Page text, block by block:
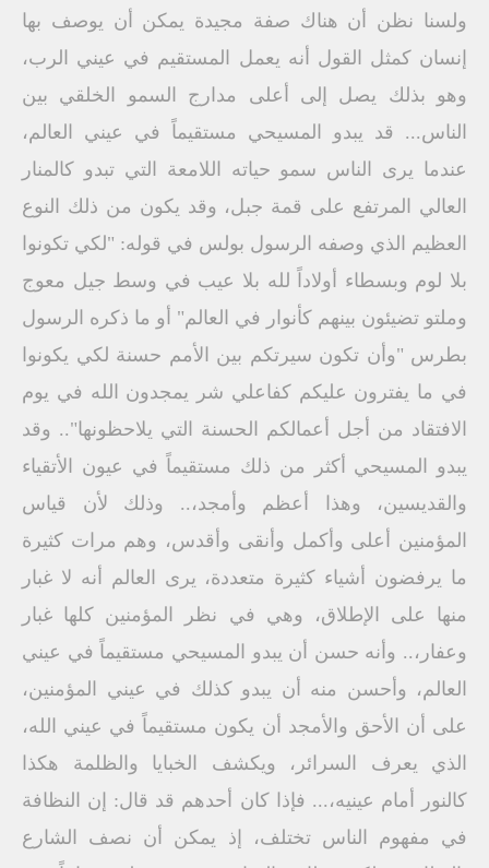
ولسنا نظن أن هناك صفة مجيدة يمكن أن يوصف بها
إنسان كمثل القول أنه يعمل المستقيم في عيني الرب،
وهو بذلك يصل إلى أعلى مدارج السمو الخلقي بين
الناس... قد يبدو المسيحي مستقيماً في عيني العالم،
عندما يرى الناس سمو حياته اللامعة التي تبدو كالمنار
العالي المرتفع على قمة جبل، وقد يكون من ذلك النوع
العظيم الذي وصفه الرسول بولس في قوله: "لكي تكونوا
بلا لوم وبسطاء أولاداً لله بلا عيب في وسط جيل معوج
وملتو تضيئون بينهم كأنوار في العالم" أو ما ذكره الرسول
بطرس "وأن تكون سيرتكم بين الأمم حسنة لكي يكونوا
في ما يفترون عليكم كفاعلي شر يمجدون الله في يوم
الافتقاد من أجل أعمالكم الحسنة التي يلاحظونها".. وقد
يبدو المسيحي أكثر من ذلك مستقيماً في عيون الأتقياء
والقديسين، وهذا أعظم وأمجد،.. وذلك لأن قياس
المؤمنين أعلى وأكمل وأنقى وأقدس، وهم مرات كثيرة
ما يرفضون أشياء كثيرة متعددة، يرى العالم أنه لا غبار
منها على الإطلاق، وهي في نظر المؤمنين كلها غبار
وعفار،.. وأنه حسن أن يبدو المسيحي مستقيماً في عيني
العالم، وأحسن منه أن يبدو كذلك في عيني المؤمنين،
على أن الأحق والأمجد أن يكون مستقيماً في عيني الله،
الذي يعرف السرائر، ويكشف الخبايا والظلمة هكذا
كالنور أمام عينيه،... فإذا كان أحدهم قد قال: إن النظافة
في مفهوم الناس تختلف، إذ يمكن أن نصف الشارع